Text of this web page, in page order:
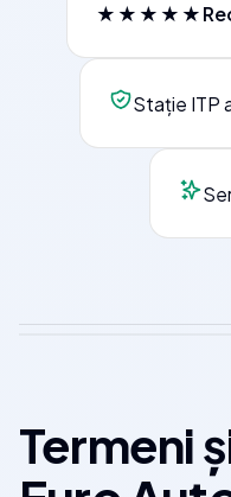
★★★★★
Stație ITP
Termeni